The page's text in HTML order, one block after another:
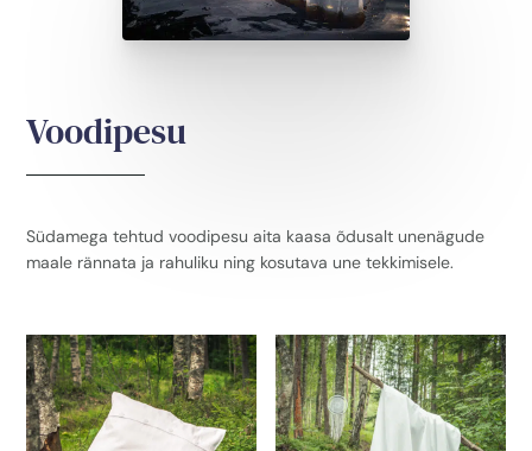
Voodipesu
Südamega tehtud voodipesu aita kaasa õdusalt unenägude
maale rännata ja rahuliku ning kosutava une tekkimisele.